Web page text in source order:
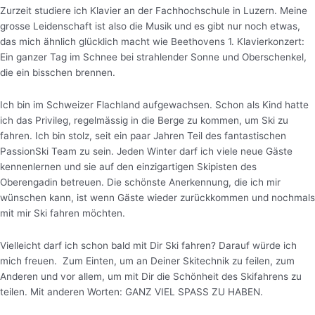
Zurzeit studiere ich Klavier an der Fachhochschule in Luzern. Meine
grosse Leidenschaft ist also die Musik und es gibt nur noch etwas,
das mich ähnlich glücklich macht wie Beethovens 1. Klavierkonzert:
Ein ganzer Tag im Schnee bei strahlender Sonne und Oberschenkel,
die ein bisschen brennen.
Ich bin im Schweizer Flachland aufgewachsen. Schon als Kind hatte
ich das Privileg, regelmässig in die Berge zu kommen, um Ski zu
fahren. Ich bin stolz, seit ein paar Jahren Teil des fantastischen
PassionSki Team zu sein. Jeden Winter darf ich viele neue Gäste
kennenlernen und sie auf den einzigartigen Skipisten des
Oberengadin betreuen. Die schönste Anerkennung, die ich mir
wünschen kann, ist wenn Gäste wieder zurückkommen und nochmals
mit mir Ski fahren möchten.
Vielleicht darf ich schon bald mit Dir Ski fahren? Darauf würde ich
mich freuen. Zum Einten, um an Deiner Skitechnik zu feilen, zum
Anderen und vor allem, um mit Dir die Schönheit des Skifahrens zu
teilen. Mit anderen Worten: GANZ VIEL SPASS ZU HABEN.